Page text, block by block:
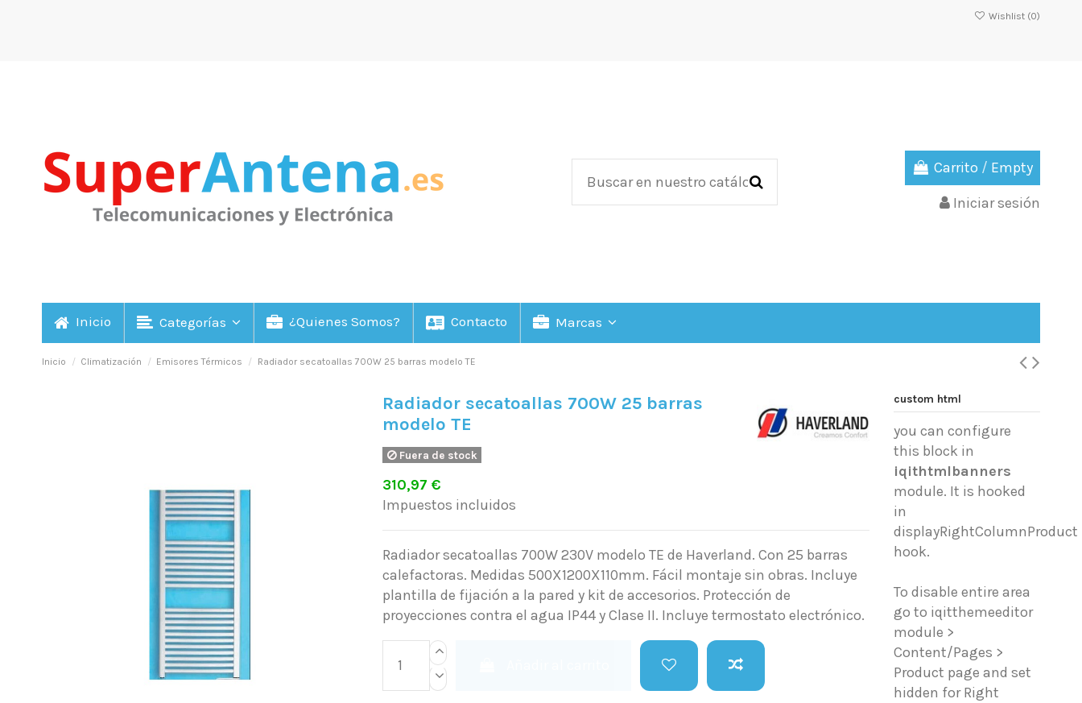
Wishlist (0)
Carrito / Empty
Iniciar sesión
Inicio Categorías ¿Quienes Somos? Contacto Marcas
Inicio Climatización Emisores Térmicos Radiador secatoallas 700W 25 barras modelo TE
Radiador secatoallas 700W 25 barras
modelo TE
Fuera de stock
310,97 €
Impuestos incluidos
Radiador secatoallas 700W 230V modelo TE de Haverland. Con 25 barras
calefactoras. Medidas 500X1200X110mm. Fácil montaje sin obras. Incluye
plantilla de fijación a la pared y kit de accesorios. Protección de
proyecciones contra el agua IP44 y Clase II. Incluye termostato electrónico.
custom html
you can configure
this block in
iqithtmlbanners
module. It is hooked
in
displayRightColumnProduct
hook.
To disable entire area
go to iqitthemeeditor
module >
Content/Pages >
Product page and set
hidden for Right